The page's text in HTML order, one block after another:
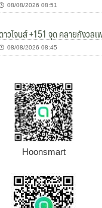
08/08/2026 08:51
าวโจนส์ +151 จุด คลายกังวล
08/08/2026 08:45
Hoonsmart